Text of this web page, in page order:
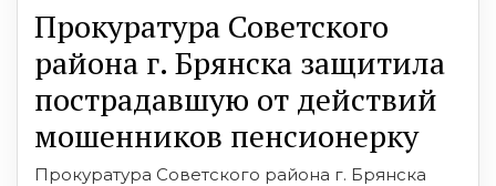
Прокуратура Советского
района г. Брянска защитила
пострадавшую от действий
мошенников пенсионерку
Прокуратура Советского района г. Брянска